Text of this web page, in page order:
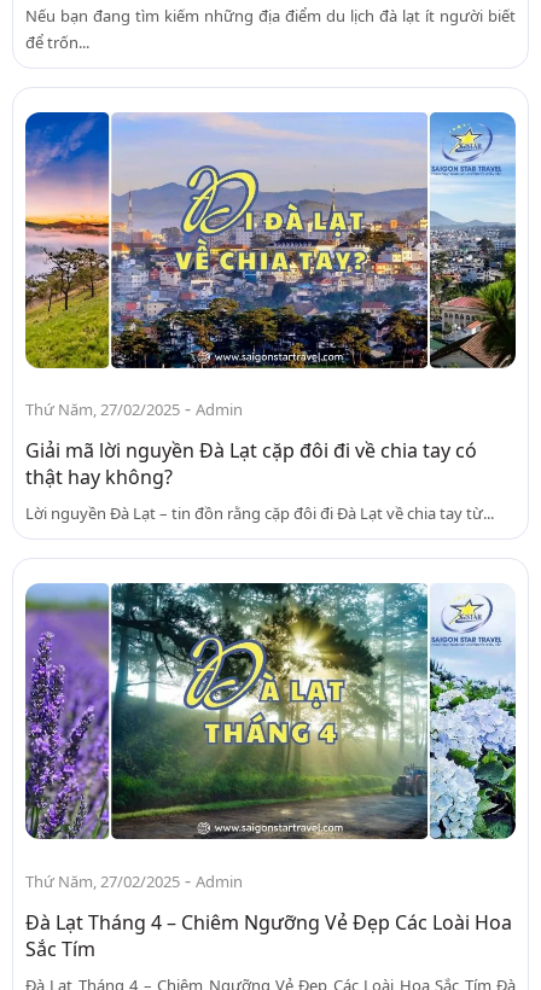
Nếu bạn đang tìm kiếm những địa điểm du lịch đà lạt ít người biết
để trốn...
Thứ Năm, 27/02/2025 - Admin
Giải mã lời nguyền Đà Lạt cặp đôi đi về chia tay có
thật hay không?
Lời nguyền Đà Lạt – tin đồn rằng cặp đôi đi Đà Lạt về chia tay từ...
Thứ Năm, 27/02/2025 - Admin
Đà Lạt Tháng 4 – Chiêm Ngưỡng Vẻ Đẹp Các Loài Hoa
Sắc Tím
Đà Lạt Tháng 4 – Chiêm Ngưỡng Vẻ Đẹp Các Loài Hoa Sắc Tím Đà